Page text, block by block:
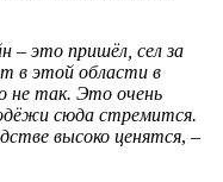
– это пришёл, сел за
в этой области в
не так. Это очень
сюда стремится.
высоко ценятся, –